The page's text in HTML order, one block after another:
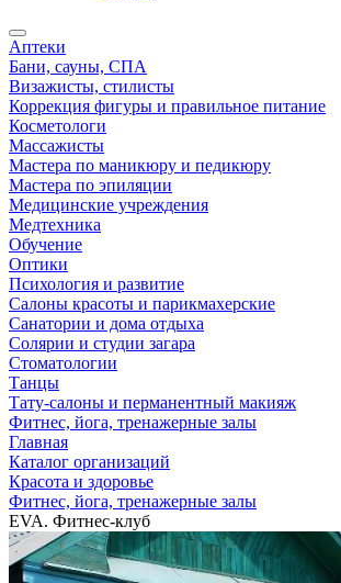
Аптеки
Бани, сауны, СПА
Визажисты, стилисты
Коррекция фигуры и правильное питание
Косметологи
Массажисты
Мастера по маникюру и педикюру
Мастера по эпиляции
Медицинские учреждения
Медтехника
Обучение
Оптики
Психология и развитие
Салоны красоты и парикмахерские
Санатории и дома отдыха
Солярии и студии загара
Стоматологии
Танцы
Тату-салоны и перманентный макияж
Фитнес, йога, тренажерные залы
Главная
Каталог организаций
Красота и здоровье
Фитнес, йога, тренажерные залы
EVA. Фитнес-клуб